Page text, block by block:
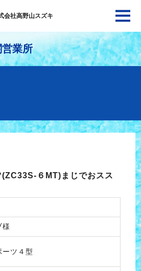
会社高野山スズキ
業所
(ZC33S-６MT)まじでおスス
様
ーツ４型